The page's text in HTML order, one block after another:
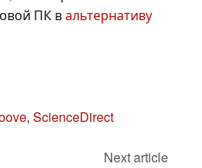
ПК вальтернативу
, ScienceDirect
Next article